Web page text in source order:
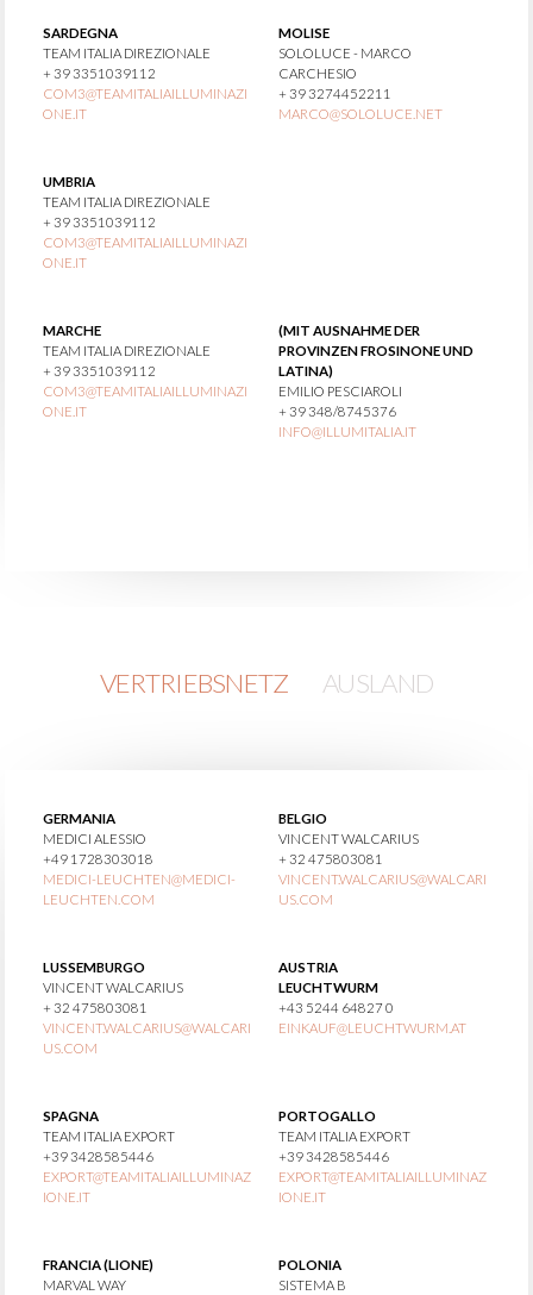
SARDEGNA
TEAM ITALIA DIREZIONALE
+ 39 3351039112
COM3@TEAMITALIAILLUMINAZI
ONE.IT
MOLISE
SOLOLUCE - MARCO
CARCHESIO
+ 39 3274452211
MARCO@SOLOLUCE.NET
UMBRIA
TEAM ITALIA DIREZIONALE
+ 39 3351039112
COM3@TEAMITALIAILLUMINAZI
ONE.IT
MARCHE
TEAM ITALIA DIREZIONALE
+ 39 3351039112
COM3@TEAMITALIAILLUMINAZI
ONE.IT
(MIT AUSNAHME DER
PROVINZEN FROSINONE UND
LATINA)
EMILIO PESCIAROLI
+ 39 348/8745376
INFO@ILLUMITALIA.IT
VERTRIEBSNETZ AUSLAND
GERMANIA
MEDICI ALESSIO
+49 1728303018
MEDICI-LEUCHTEN@MEDICI-
LEUCHTEN.COM
BELGIO
VINCENT WALCARIUS
+ 32 475803081
VINCENT.WALCARIUS@WALCARI
US.COM
LUSSEMBURGO
VINCENT WALCARIUS
+ 32 475803081
VINCENT.WALCARIUS@WALCARI
US.COM
AUSTRIA
LEUCHTWURM
+43 5244 64827 0
EINKAUF@LEUCHTWURM.AT
SPAGNA
TEAM ITALIA EXPORT
+39 3428585446
EXPORT@TEAMITALIAILLUMINAZ
IONE.IT
PORTOGALLO
TEAM ITALIA EXPORT
+39 3428585446
EXPORT@TEAMITALIAILLUMINAZ
IONE.IT
FRANCIA (LIONE)
MARVAL WAY
POLONIA
SISTEMA B